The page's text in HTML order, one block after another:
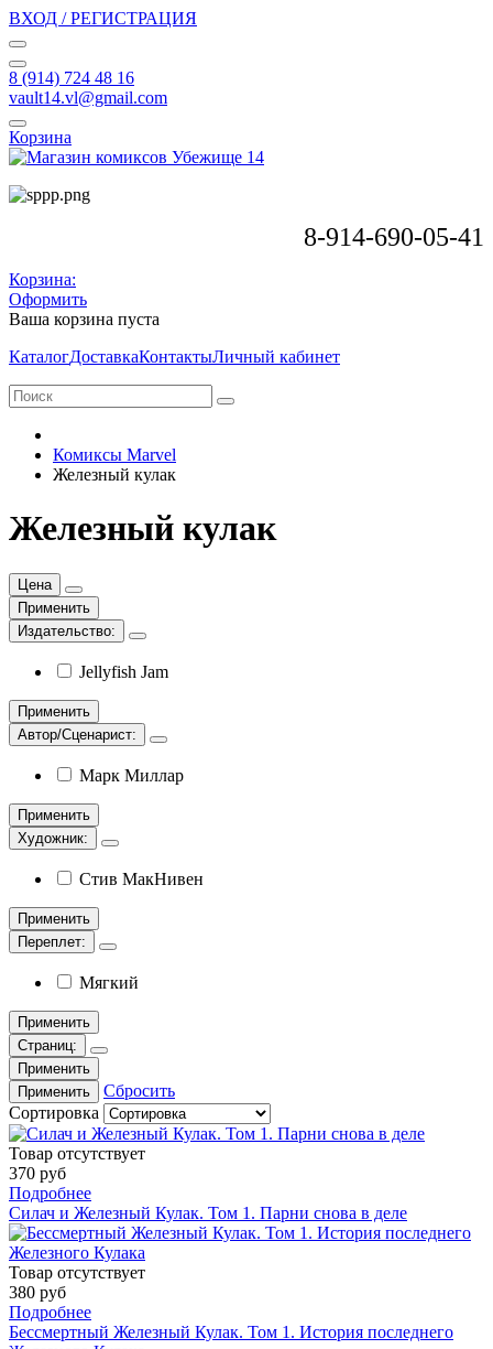
ВХОД / РЕГИСТРАЦИЯ
8 (914) 724 48 16
vault14.vl@gmail.com
Корзина
8-914-690-05-41
Корзина:
Оформить
Ваша корзина пуста
КаталогДоставкаКонтактыЛичный кабинет
Комиксы Marvel
Железный кулак
Железный кулак
Цена
Применить
Издательство:
Jellyfish Jam
Применить
Автор/Сценарист:
Марк Миллар
Применить
Художник:
Стив МакНивен
Применить
Переплет:
Мягкий
Применить
Страниц:
Применить
Применить
Сбросить
Сортировка
Товар отсутствует
370 руб
Подробнее
Силач и Железный Кулак. Том 1. Парни снова в деле
Товар отсутствует
380 руб
Подробнее
Бессмертный Железный Кулак. Том 1. История последнего